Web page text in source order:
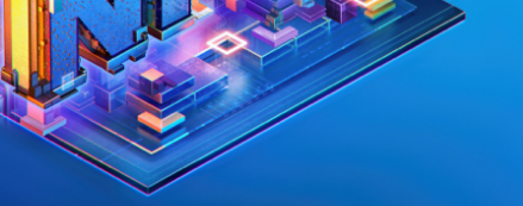
em nossos negócios
Programa de start-ups